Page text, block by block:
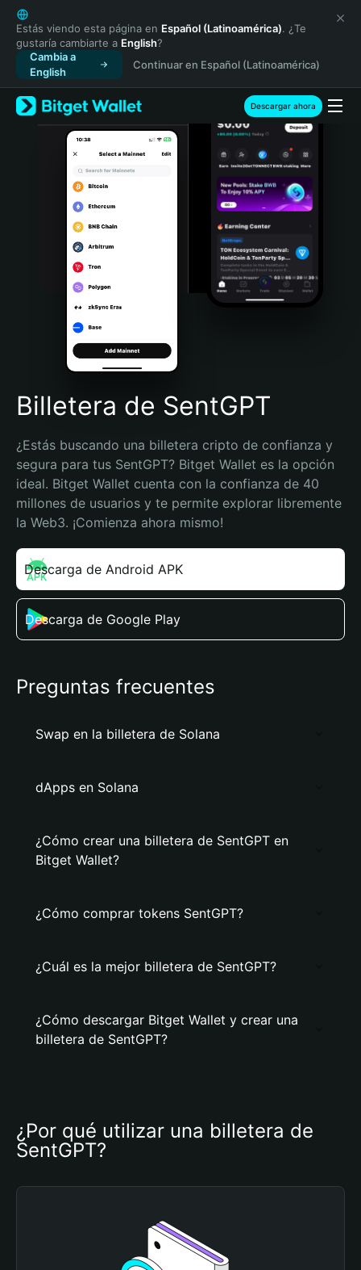
English
日本語
Tiếng Việt
Русский
Español (Latinoamérica)
Türkçe
Italiano
Português (Portugal)
Bahasa Indonesia
Português (Brasil)
Español (Argentina)
Estás viendo esta página en Español (Latinoamérica). ¿Te
gustaría cambiarte a English?
Cambia a
English
Continuar en Español (Latinoamérica)
Descargar ahora
Billetera de SentGPT
¿Estás buscando una billetera cripto de confianza y
segura para tus SentGPT? Bitget Wallet es la opción
ideal. Bitget Wallet cuenta con la confianza de 40
millones de usuarios y te permite explorar libremente
la Web3. ¡Comienza ahora mismo!
Descarga de Android APK
Descarga de Google Play
Preguntas frecuentes
Swap en la billetera de Solana
dApps en Solana
¿Cómo crear una billetera de SentGPT en
Bitget Wallet?
¿Cómo comprar tokens SentGPT?
¿Cuál es la mejor billetera de SentGPT?
¿Cómo descargar Bitget Wallet y crear una
billetera de SentGPT?
¿Por qué utilizar una billetera de
SentGPT?